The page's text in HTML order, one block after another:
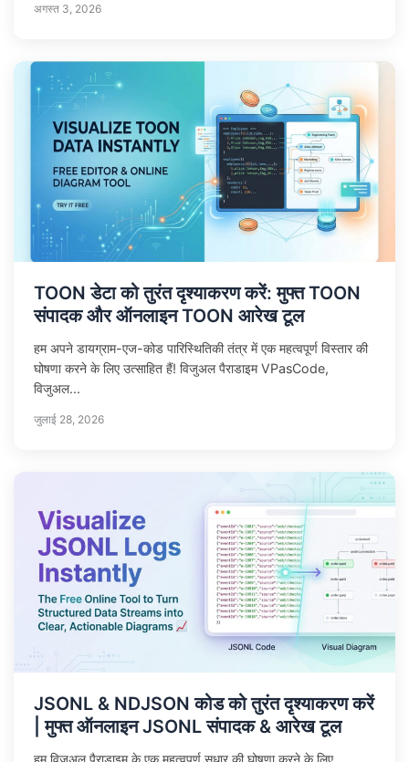
अगस्त 3, 2026
TOON डेटा को तुरंत दृश्याकरण करें: मुफ्त TOON
संपादक और ऑनलाइन TOON आरेख टूल
हम अपने डायग्राम-एज-कोड पारिस्थितिकी तंत्र में एक महत्वपूर्ण विस्तार की
घोषणा करने के लिए उत्साहित हैं! विजुअल पैराडाइम VPasCode,
विजुअल...
जुलाई 28, 2026
JSONL & NDJSON कोड को तुरंत दृश्याकरण करें
| मुफ्त ऑनलाइन JSONL संपादक & आरेख टूल
हम विजुअल पैराडाइम के एक महत्वपूर्ण सुधार की घोषणा करने के लिए